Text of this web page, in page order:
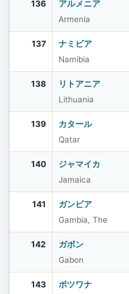
136
アルメニア
Armenia
137
ナミビア
Namibia
138
リトアニア
Lithuania
139
カタール
Qatar
140
ジャマイカ
Jamaica
141
ガンビア
Gambia, The
142
ガボン
Gabon
143
ボツワナ